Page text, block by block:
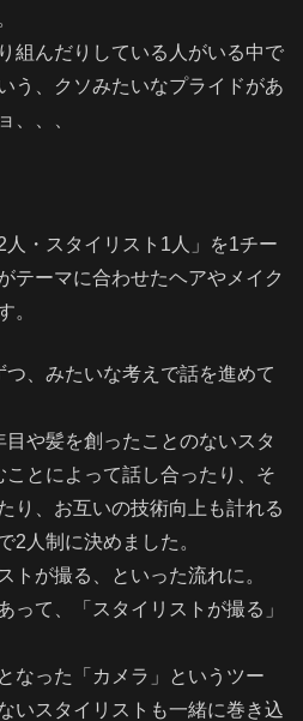
組んだりしている人がいる中で
う、クソみたいなプライドがあ
、、、
人・スタイリスト1人」を1チー
テーマに合わせたヘアやメイク
。
、みたいな考えで話を進めて
や髪を創ったことのないスタ
とによって話し合ったり、そ
り、お互いの技術向上も計れる
2人制に決めました。
トが撮る、といった流れに。
って、「スタイリストが撮る」
なった「カメラ」というツー
いスタイリストも一緒に巻き込